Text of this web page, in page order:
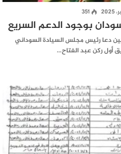
351
بوجود الدعم السريع
دعا رئيس مجلس السيادة السوداني
أول ركن عبد الفتاح…